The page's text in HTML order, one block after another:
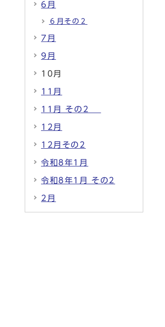
6月
６月その２
7月
9月
10月
11月
11月 その2
12月
12月その2
令和8年1月
令和8年1月 その2
2月